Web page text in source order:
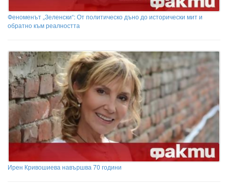
Феноменът „Зеленски“: От политическо дъно до исторически мит и
обратно към реалността
Ирен Кривошиева навършва 70 години